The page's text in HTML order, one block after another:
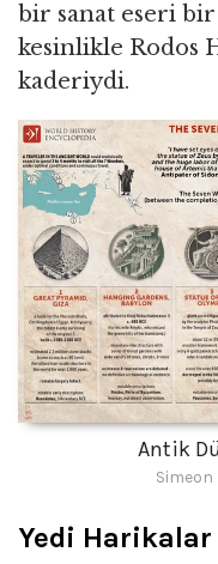
bir sanat eseri bir
kesinlikle Rodos
kaderiydi.
Antik
Simeon
Yedi Harikalar